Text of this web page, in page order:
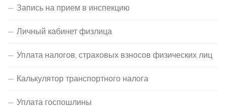
Запись на прием в инспекцию
Личный кабинет физлица
Уплата налогов, страховых взносов физических лиц
Калькулятор транспортного налога
Уплата госпошлины